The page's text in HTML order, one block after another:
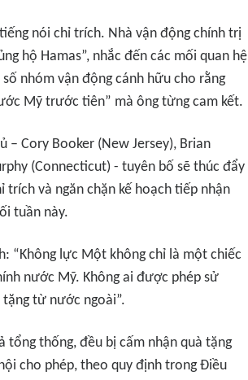
nói chỉ trích. Nhà vận động chính trị
hộ Hamas”, nhắc đến các mối quan hệ
nhóm vận động cánh hữu cho rằng
Mỹ trước tiên” mà ông từng cam kết.
– Cory Booker (New Jersey), Brian
(Connecticut) - tuyên bố sẽ thúc đẩy
và ngăn chặn kế hoạch tiếp nhận
tuần này.
“Không lực Một không chỉ là một chiếc
nước Mỹ. Không ai được phép sử
từ nước ngoài”.
tổng thống, đều bị cấm nhận quà tặng
cho phép, theo quy định trong Điều